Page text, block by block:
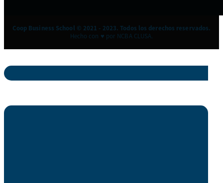
Coop Business School © 2021 - 2023. Todos los derechos reservados.
Hecho con ♥ por NCBA CLUSA.